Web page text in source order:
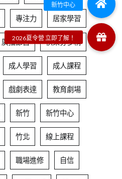
專注力 居家學習
廣播節目 快樂芬多精
成人學習 成人課程
戲劇表達 教育劇場
新竹 新竹中心
竹北 線上課程
職場進修 自信